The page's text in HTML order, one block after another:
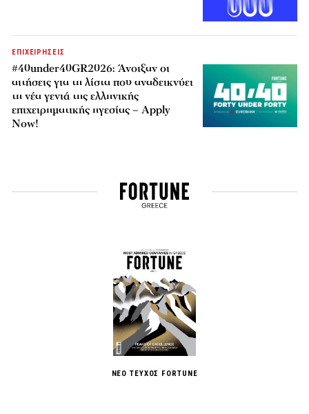
ΕΠΙΧΕΙΡΗΣΕΙΣ
#40under40GR2026: Άνοιξαν οι
αιτήσεις για τη λίστα που αναδεικνύει
τη νέα γενιά της ελληνικής
επιχειρηματικής ηγεσίας – Apply
Now!
ΝΕΟ ΤΕΥΧΟΣ FORTUNE